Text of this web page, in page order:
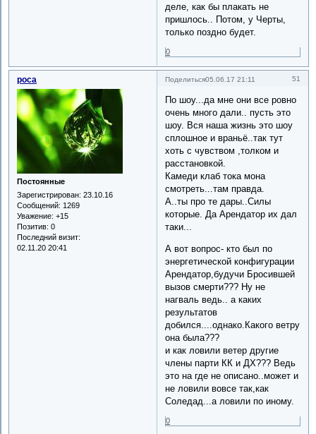
деле, как бы плакать не
пришлось.. Потом, у Черты,
только поздно будет.
0
Поделиться 51
05.06.17 21:11
роса
Постоянные
Зарегистрирован: 23.10.16
Сообщений: 1269
Уважение: +15
Позитив: 0
Последний визит:
02.11.20 20:41
По шоу...да мне они все ровно
очень много дали.. пусть это
шоу. Вся наша жизнь это шоу
сплошное и враньё..так тут
хоть с чувством ,толком и
расстановкой.
Камеди клаб тока мона
смотреть...там правда.
А..ты про те дары..Силы
которые. Да Арендатор их дал
таки...
А вот вопрос- кто был по
энергетической конфигурации
Арендатор,будучи Бросившей
вызов смерти??? Ну не
нагваль ведь.. а каких
результатов
добился....однако.Какого ветру
она была???
и как ловили ветер другие
члены парти КК и ДХ??? Ведь
это на где не описано..может и
не ловили вовсе так,как
Соледад...а ловили по иному.
0